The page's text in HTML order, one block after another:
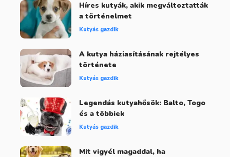
Híres kutyák, akik megváltoztatták
a történelmet
Kutyás gazdik
A kutya háziasításának rejtélyes
története
Kutyás gazdik
Legendás kutyahősök: Balto, Togo
és a többiek
Kutyás gazdik
Mit vigyél magaddal, ha